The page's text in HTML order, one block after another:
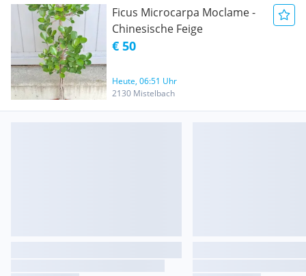
Ficus Microcarpa Moclame -
Chinesische Feige
€ 50
Heute, 06:51 Uhr
2130 Mistelbach